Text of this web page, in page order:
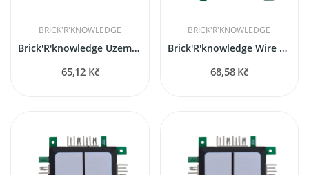
BRICK'R'KNOWLEDGE
Brick'R'knowledge Uzemnění vodiče
65,12 Kč
BRICK'R'KNOWLEDGE
Brick'R'knowledge Wire corner
68,58 Kč